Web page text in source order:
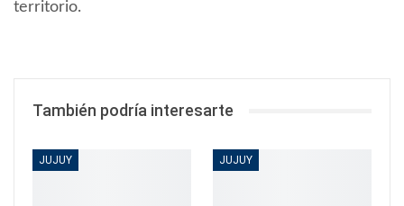
territorio.
También podría interesarte
JUJUY JUJUY